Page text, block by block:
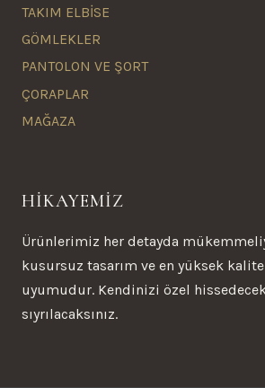
TAKIM ELBİSE
GÖMLEKLER
PANTOLON VE ŞORT
ÇORAPLAR
MAĞAZA
HİKAYEMİZ
Ürünlerimiz her detayda
kusursuz tasarım ve en yüksek
uyumudur. Kendinizi özel
sıyrılacaksınız.